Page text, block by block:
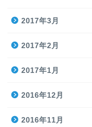
2017年3月
2017年2月
2017年1月
2016年12月
2016年11月